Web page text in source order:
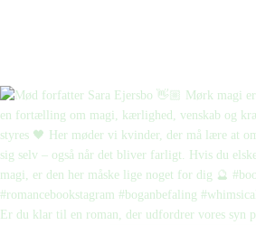
Er du klar til en roman, der udfordrer vores syn p